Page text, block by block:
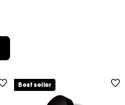
Best seller